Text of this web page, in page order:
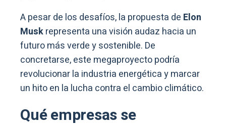
A pesar de los desafíos, la propuesta de Elon
Muskrepresenta una visión audaz hacia un
futuro más verde y sostenible. De
concretarse, este megaproyecto podría
revolucionar la industria energética y marcar
un hito en la lucha contra el cambio climático.
Qué empresas se